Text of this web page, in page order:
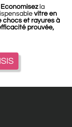
Economisezla
vitre en
chocs et rayures à
prouvée,